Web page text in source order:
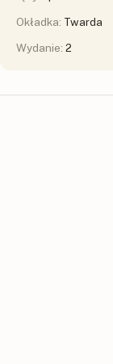
Okładka: Twarda
Wydanie: 2